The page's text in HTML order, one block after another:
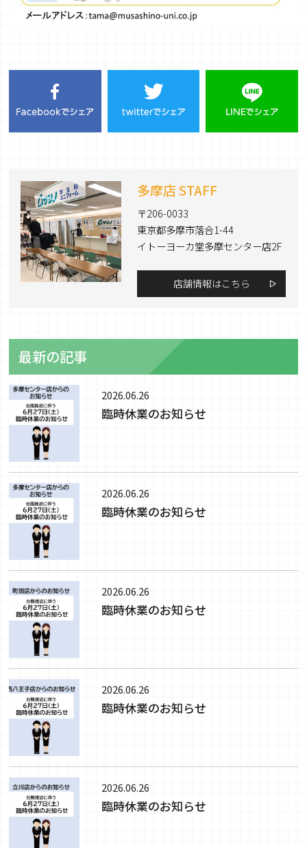
多摩店 STAFF
〒206-0033
東京都多摩市落合1-44
イトーヨーカ堂多摩センター店2F
店舗情報はこちら
最新の記事
2026.06.26
臨時休業のお知らせ
2026.06.26
臨時休業のお知らせ
2026.06.26
臨時休業のお知らせ
2026.06.26
臨時休業のお知らせ
2026.06.26
臨時休業のお知らせ